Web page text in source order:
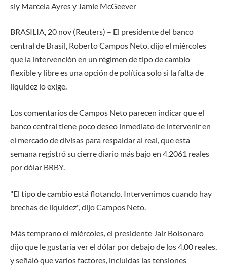
siy Marcela Ayres y Jamie McGeever
BRASILIA, 20 nov (Reuters) – El presidente del banco
central de Brasil, Roberto Campos Neto, dijo el miércoles
que la intervención en un régimen de tipo de cambio
flexible y libre es una opción de política solo si la falta de
liquidez lo exige.
Los comentarios de Campos Neto parecen indicar que el
banco central tiene poco deseo inmediato de intervenir en
el mercado de divisas para respaldar al real, que esta
semana registró su cierre diario más bajo en 4.2061 reales
por dólar BRBY.
"El tipo de cambio está flotando. Intervenimos cuando hay
brechas de liquidez", dijo Campos Neto.
Más temprano el miércoles, el presidente Jair Bolsonaro
dijo que le gustaría ver el dólar por debajo de los 4,00 reales,
y señaló que varios factores, incluidas las tensiones